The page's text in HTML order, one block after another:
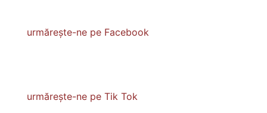
urmărește-ne pe Facebook
urmărește-ne pe Tik Tok